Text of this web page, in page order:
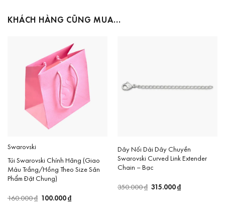
KHÁCH HÀNG CŨNG MUA…
Swarovski
Túi Swarovski Chính Hãng (Giao
Màu Trắng/Hồng Theo Size Sản
Phẩm Đặt Chung)
160.000₫ Giá
100.000₫
Dây Nối Dài Dây Chuyền
Swarovski Curved Link Extender
Chain – Bạc
350.000₫ Giá
315.000₫